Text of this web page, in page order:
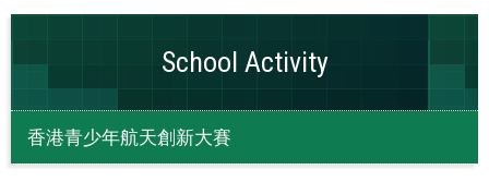
School Activity
香港青少年航天創新大賽